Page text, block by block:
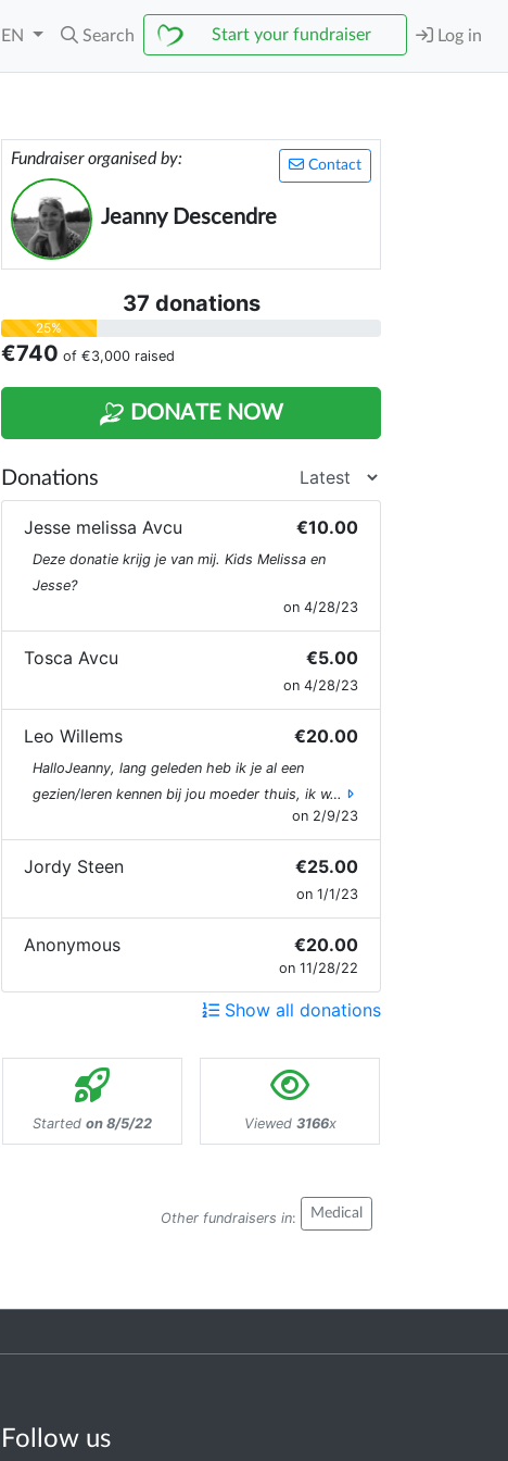
EN Search Start your fundraiser Log in
Contact
Fundraiser organised by:
Jeanny Descendre
37 donations
25%
€740 of €3,000 raised
DONATE NOW
Donations
Jesse melissa Avcu €10.00
Deze donatie krijg je van mij. Kids Melissa en
Jesse?
on 4/28/23
Tosca Avcu €5.00
on 4/28/23
Leo Willems €20.00
HalloJeanny, lang geleden heb ik je al een
gezien/leren kennen bij jou moeder thuis, ik w…
on 2/9/23
Jordy Steen €25.00
on 1/1/23
Anonymous €20.00
on 11/28/22
Show all donations
Started on 8/5/22 Viewed 3166x
Other fundraisers in: Medical
Follow us